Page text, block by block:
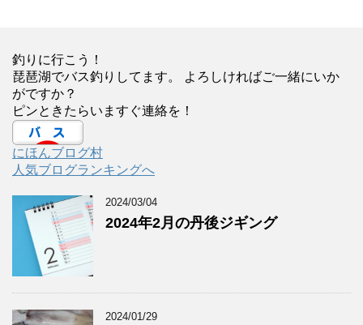
釣りに行こう！
琵琶湖でバス釣りしてます。 よろしければご一緒にいか
がですか？
ピンときたらいますぐ連絡を！
にほんブログ村
人気ブログランキングへ
2024/03/04
2024年2月の丹後ジギング
2024/01/29